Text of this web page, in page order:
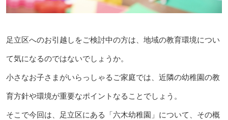
足立区へのお引越しをご検討中の方は、地域の教育環境につい
て気になるのではないでしょうか。
小さなお子さまがいらっしゃるご家庭では、近隣の幼稚園の教
育方針や環境が重要なポイントなることでしょう。
そこで今回は、足立区にある「六木幼稚園」について、その概